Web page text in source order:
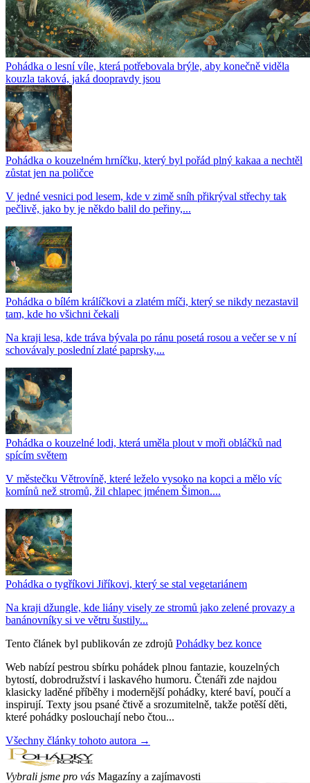
Pohádka o lesní víle, která potřebovala brýle, aby konečně viděla
kouzla taková, jaká doopravdy jsou
Pohádka o kouzelném hrníčku, který byl pořád plný kakaa a nechtěl
zůstat jen na poličce
V jedné vesnici pod lesem, kde v zimě sníh přikrýval střechy tak
pečlivě, jako by je někdo balil do peřiny,...
Pohádka o bílém králíčkovi a zlatém míči, který se nikdy nezastavil
tam, kde ho všichni čekali
Na kraji lesa, kde tráva bývala po ránu posetá rosou a večer se v ní
schovávaly poslední zlaté paprsky,...
Pohádka o kouzelné lodi, která uměla plout v moři obláčků nad
spícím světem
V městečku Větrovíně, které leželo vysoko na kopci a mělo víc
komínů než stromů, žil chlapec jménem Šimon....
Pohádka o tygříkovi Jiříkovi, který se stal vegetariánem
Na kraji džungle, kde liány visely ze stromů jako zelené provazy a
banánovníky si ve větru šustily...
Tento článek byl publikován ze zdrojů Pohádky bez konce
Web nabízí pestrou sbírku pohádek plnou fantazie, kouzelných
bytostí, dobrodružství i laskavého humoru. Čtenáři zde najdou
klasicky laděné příběhy i modernější pohádky, které baví, poučí a
inspirují. Texty jsou psané čtivě a srozumitelně, takže potěší děti,
které pohádky poslouchají nebo čtou...
Všechny články tohoto autora →
Vybrali jsme pro vás Magazíny a zajímavosti